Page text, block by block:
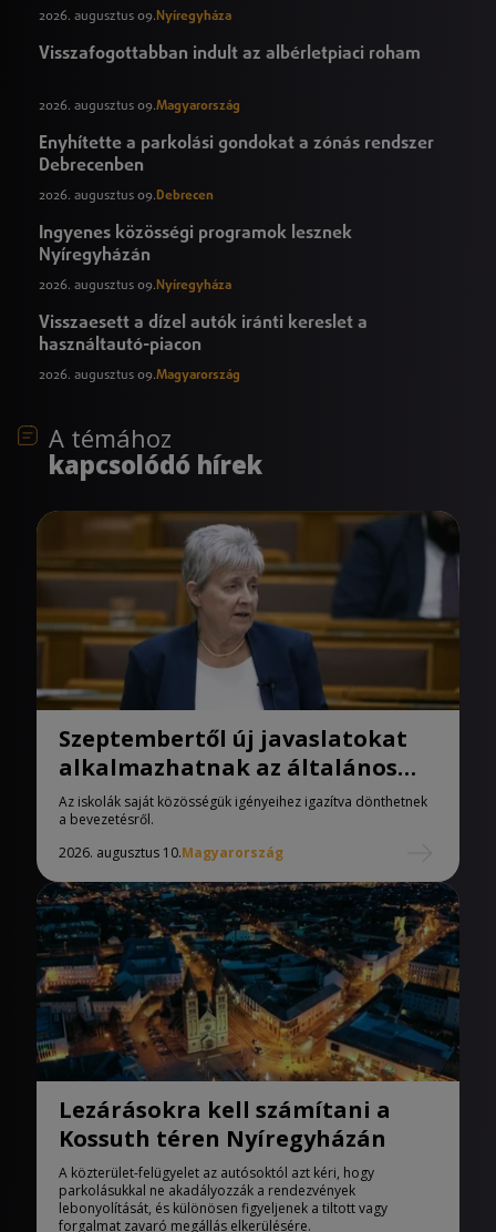
2026. augusztus 09. Nyíregyháza
Visszafogottabban indult az albérletpiaci roham
2026. augusztus 09.Magyarország
Enyhítette a parkolási gondokat a zónás rendszer
Debrecenben
2026. augusztus 09.Debrecen
Ingyenes közösségi programok lesznek
Nyíregyházán
2026. augusztus 09. Nyíregyháza
Visszaesett a dízel autók iránti kereslet a
használtautó-piacon
2026. augusztus 09.Magyarország
A témához
kapcsolódó hírek
Szeptembertől új javaslatokat
alkalmazhatnak az általános
iskolák
Az iskolák saját közösségük igényeihez igazítva dönthetnek
a bevezetésről.
2026. augusztus 10.Magyarország
Lezárásokra kell számítani a
Kossuth téren Nyíregyházán
A közterület-felügyelet az autósoktól azt kéri, hogy
parkolásukkal ne akadályozzák a rendezvények
lebonyolítását, és különösen figyeljenek a tiltott vagy
forgalmat zavaró megállás elkerülésére.